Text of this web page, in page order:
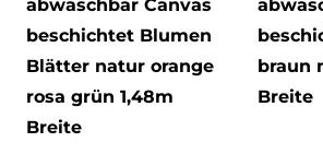
abwaschbar Canvas
beschichtet Blumen
Blätter natur orange
rosa grün 1,48m
Breite
braun
Breite